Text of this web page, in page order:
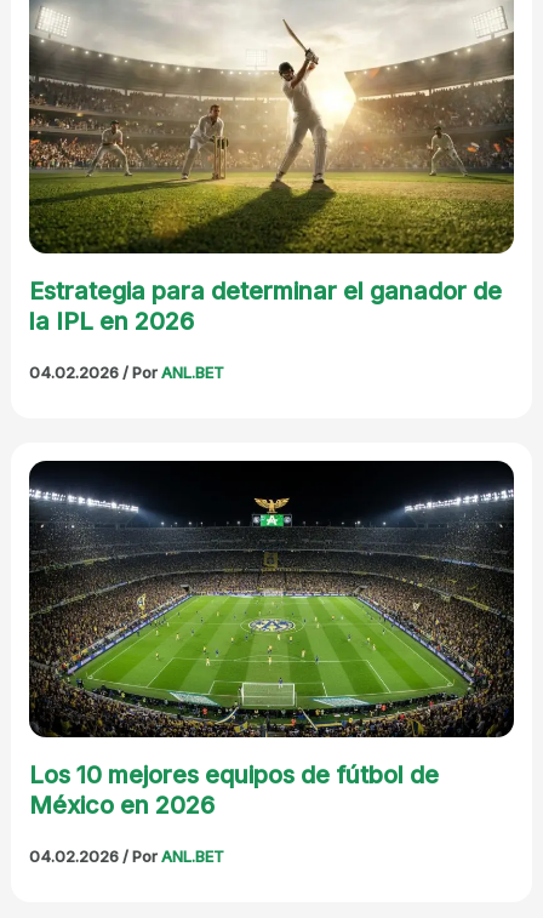
Estrategia para determinar el ganador de
la IPL en 2026
04.02.2026/ PorANL.BET
Los 10 mejores equipos de fútbol de
México en 2026
04.02.2026/ PorANL.BET